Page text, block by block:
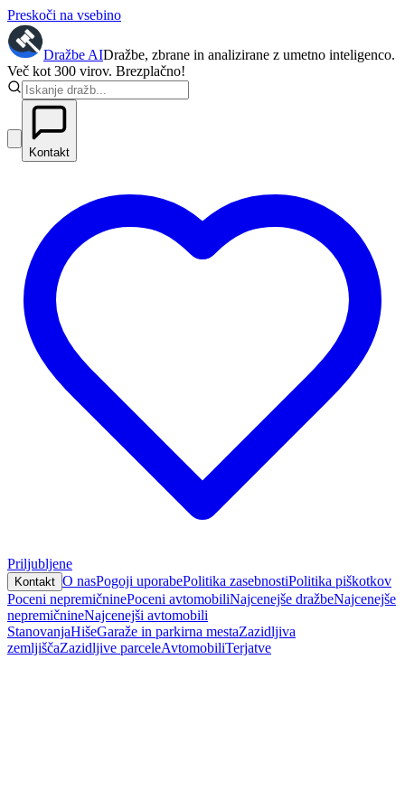
Preskoči na vsebino
Dražbe AIDražbe, zbrane in analizirane z umetno inteligenco.
Več kot 300 virov. Brezplačno!
Kontakt
Priljubljene
Kontakt O nasPogoji uporabePolitika zasebnostiPolitika piškotkov
Poceni nepremičninePoceni avtomobiliNajcenejše dražbeNajcenejše
nepremičnineNajcenejši avtomobili
StanovanjaHišeGaraže in parkirna mestaZazidljiva
zemljiščaZazidljive parceleAvtomobiliTerjatve